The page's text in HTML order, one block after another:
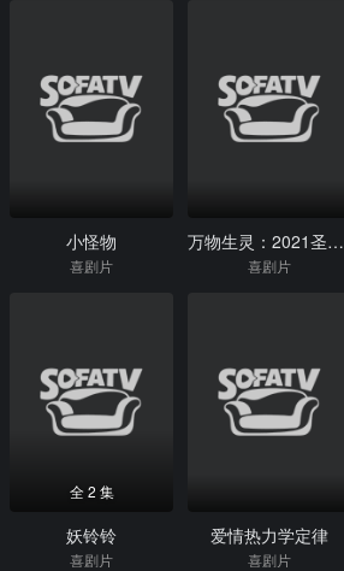
小怪物
喜剧片
万物生灵：2021圣诞特别集
喜剧片
全 2 集
妖铃铃
喜剧片
爱情热力学定律
喜剧片